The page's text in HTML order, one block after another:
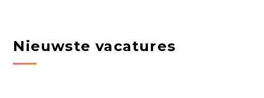
Nieuwste vacatures